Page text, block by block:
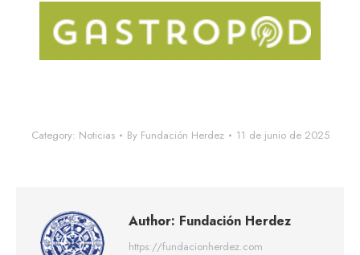
Category: Noticias By Fundación Herdez 11 de junio de 2025
Author: Fundación Herdez
https://fundacionherdez.com